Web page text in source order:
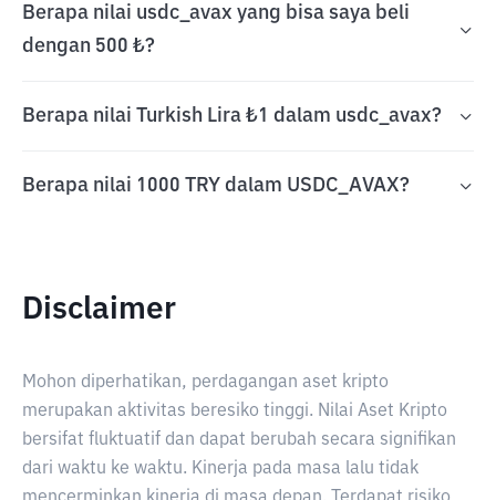
Berapa nilai usdc_avax yang bisa saya beli
dengan 500 ₺?
Berapa nilai Turkish Lira ₺1 dalam usdc_avax?
Berapa nilai 1000 TRY dalam USDC_AVAX?
Disclaimer
Mohon diperhatikan, perdagangan aset kripto
merupakan aktivitas beresiko tinggi. Nilai Aset Kripto
bersifat fluktuatif dan dapat berubah secara signifikan
dari waktu ke waktu. Kinerja pada masa lalu tidak